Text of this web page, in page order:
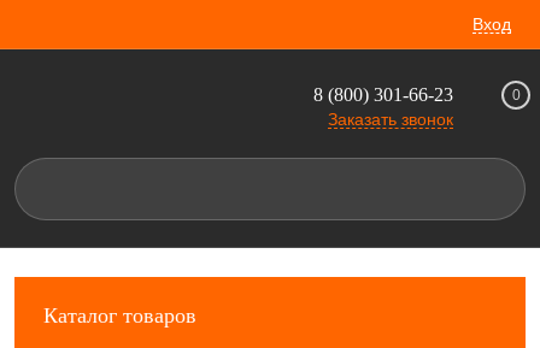
Вход
8 (800) 301-66-23
Заказать звонок
0
Каталог товаров